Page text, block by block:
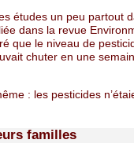
études un peu partout
dans la revue
que le niveau de
chuter en une
: les pesticides
familles